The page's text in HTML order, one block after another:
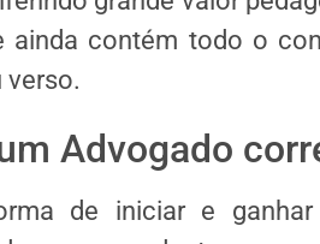
ainda contém todo o
verso.
Advogado
de iniciar e